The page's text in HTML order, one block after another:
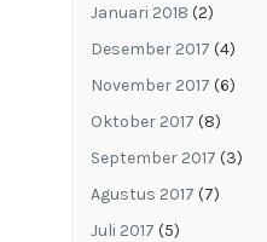
Januari 2018 (2)
Desember 2017 (4)
November 2017 (6)
Oktober 2017 (8)
September 2017 (3)
Agustus 2017 (7)
Juli 2017 (5)